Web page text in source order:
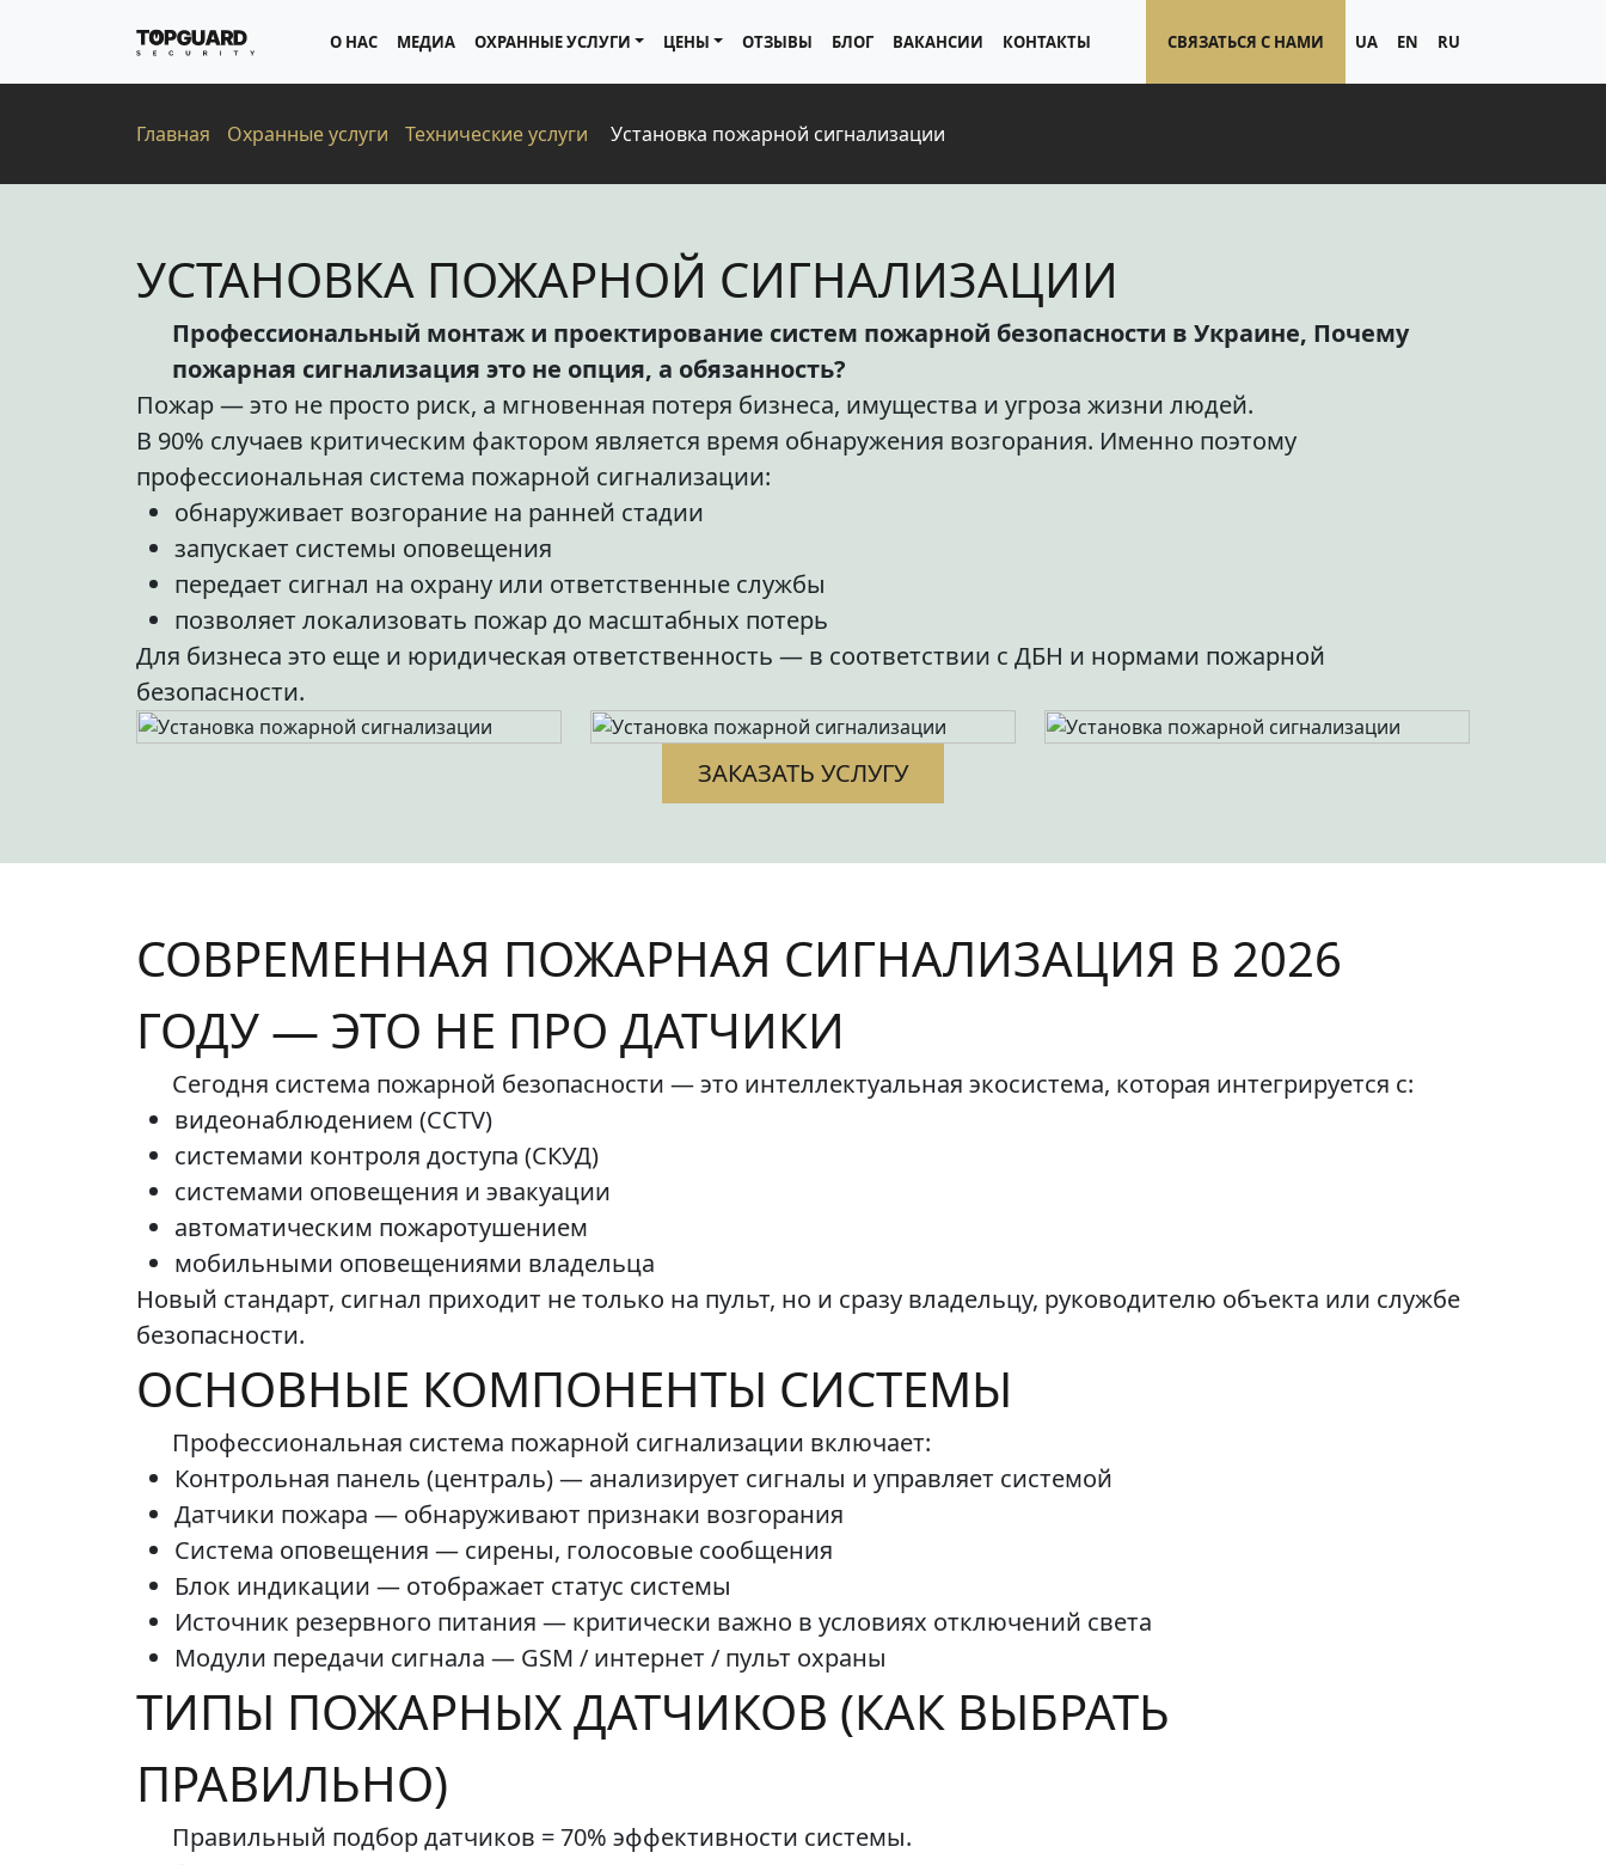
О НАС МЕДИА ОХРАННЫЕ УСЛУГИ ЦЕНЫ ОТЗЫВЫ БЛОГ ВАКАНСИИ КОНТАКТЫ СВЯЗАТЬСЯ С НАМИ UA EN RU
Главная Охранные услуги Технические услуги Установка пожарной сигнализации
УСТАНОВКА ПОЖАРНОЙ СИГНАЛИЗАЦИИ
Профессиональный монтаж и проектирование систем пожарной безопасности в Украине, Почему
пожарная сигнализация это не опция, а обязанность?
Пожар — это не просто риск, а мгновенная потеря бизнеса, имущества и угроза жизни людей.
В 90% случаев критическим фактором является время обнаружения возгорания. Именно поэтому
профессиональная система пожарной сигнализации:
обнаруживает возгорание на ранней стадии
запускает системы оповещения
передает сигнал на охрану или ответственные службы
позволяет локализовать пожар до масштабных потерь
Для бизнеса это еще и юридическая ответственность — в соответствии с ДБН и нормами пожарной
безопасности.
ЗАКАЗАТЬ УСЛУГУ
СОВРЕМЕННАЯ ПОЖАРНАЯ СИГНАЛИЗАЦИЯ В 2026
ГОДУ — ЭТО НЕ ПРО ДАТЧИКИ
Сегодня система пожарной безопасности — это интеллектуальная экосистема, которая интегрируется с:
видеонаблюдением (CCTV)
системами контроля доступа (СКУД)
системами оповещения и эвакуации
автоматическим пожаротушением
мобильными оповещениями владельца
Новый стандарт, сигнал приходит не только на пульт, но и сразу владельцу, руководителю объекта или службе
безопасности.
ОСНОВНЫЕ КОМПОНЕНТЫ СИСТЕМЫ
Профессиональная система пожарной сигнализации включает:
Контрольная панель (централь) — анализирует сигналы и управляет системой
Датчики пожара — обнаруживают признаки возгорания
Система оповещения — сирены, голосовые сообщения
Блок индикации — отображает статус системы
Источник резервного питания — критически важно в условиях отключений света
Модули передачи сигнала — GSM / интернет / пульт охраны
ТИПЫ ПОЖАРНЫХ ДАТЧИКОВ (КАК ВЫБРАТЬ
ПРАВИЛЬНО)
Правильный подбор датчиков = 70% эффективности системы.